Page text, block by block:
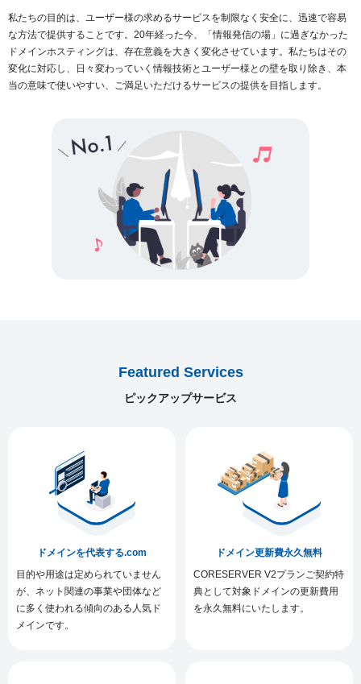
私たちの目的は、ユーザー様の求めるサービスを制限なく安全に、迅速で容易
な方法で提供することです。20年経った今、「情報発信の場」に過ぎなかった
ドメインホスティングは、存在意義を大きく変化させています。私たちはその
変化に対応し、日々変わっていく情報技術とユーザー様との壁を取り除き、本
当の意味で使いやすい、ご満足いただけるサービスの提供を目指します。
Featured Services
ピックアップサービス
ドメインを代表する.com
目的や用途は定められていません
が、ネット関連の事業や団体など
に多く使われる傾向のある人気ド
メインです。
ドメイン更新費永久無料
CORESERVER V2プランご契約特
典として対象ドメインの更新費用
を永久無料にいたします。